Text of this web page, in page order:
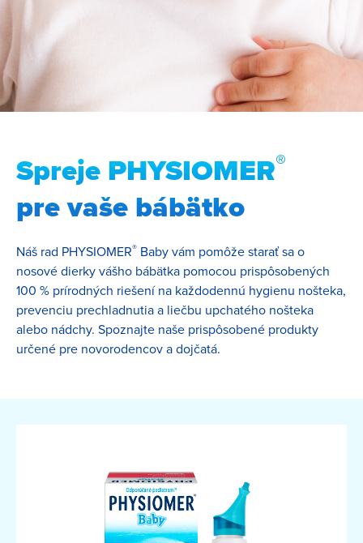
Spreje PHYSIOMER®
pre vaše bábätko
Náš rad PHYSIOMER® Baby vám pomôže starať sa o
nosové dierky vášho bábätka pomocou prispôsobených
100 % prírodných riešení na každodennú hygienu nošteka,
prevenciu prechladnutia a liečbu upchatého nošteka
alebo nádchy. Spoznajte naše prispôsobené produkty
určené pre novorodencov a dojčatá.